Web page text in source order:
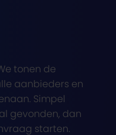
tonen de
aanbieders en
Simpel
gevonden, dan
starten.